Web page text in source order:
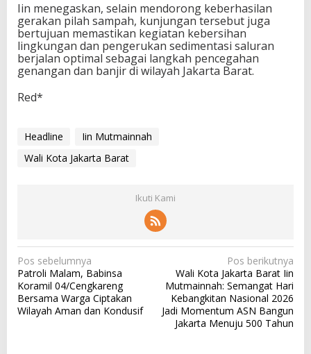
Iin menegaskan, selain mendorong keberhasilan
gerakan pilah sampah, kunjungan tersebut juga
bertujuan memastikan kegiatan kebersihan
lingkungan dan pengerukan sedimentasi saluran
berjalan optimal sebagai langkah pencegahan
genangan dan banjir di wilayah Jakarta Barat.
Red*
Headline
Iin Mutmainnah
Wali Kota Jakarta Barat
Ikuti Kami
N
a
v
i
Pos sebelumnya
Patroli Malam, Babinsa
Koramil 04/Cengkareng
Bersama Warga Ciptakan
Wilayah Aman dan Kondusif
Pos berikutnya
Wali Kota Jakarta Barat Iin
Mutmainnah: Semangat Hari
Kebangkitan Nasional 2026
Jadi Momentum ASN Bangun
Jakarta Menuju 500 Tahun